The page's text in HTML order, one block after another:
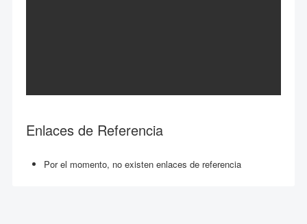
Enlaces de Referencia
Por el momento, no existen enlaces de referencia